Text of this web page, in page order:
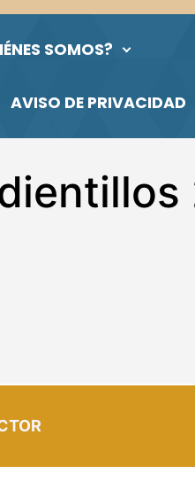
SOMOS?
AVISO DE PRIVACIDAD